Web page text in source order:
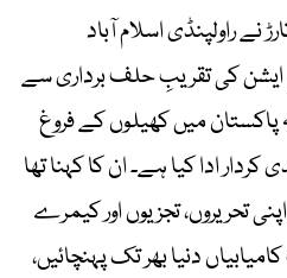
نے راولپنڈی اسلام آباد
کی تقریبِ حلف برداری سے
میں کھیلوں کے فروغ
ادا کیا ہے۔ ان کا کہنا تھا
تحریروں، تجزیوں اور کیمرے
دنیا بھر تک پہنچائیں،